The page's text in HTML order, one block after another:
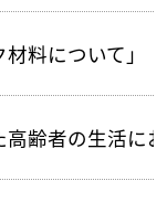
料について」
齢者の生活に